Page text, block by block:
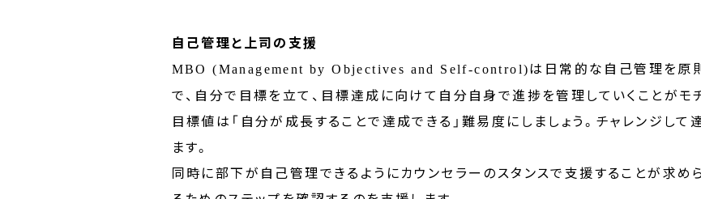
自己管理と上司の支援
MBO (Management by Objectives and Self-control)は日常的な自己管理を原
で、自分で目標を立て、目標達成に向けて自分自身で進捗を管理していくことがモ
目標値は「自分が成長することで達成できる」難易度にしましょう。チャレンジし
ます。
同時に部下が自己管理できるようにカウンセラーのスタンスで支援することが求